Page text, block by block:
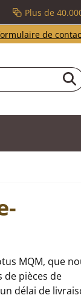
Plus de
de
MQM, que
pièces de
délai de